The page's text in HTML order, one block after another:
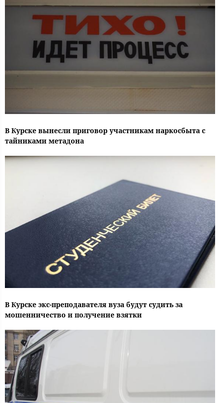
В Курске вынесли приговор участникам наркосбыта с
тайниками метадона
В Курске экс-преподавателя вуза будут судить за
мошенничество и получение взятки